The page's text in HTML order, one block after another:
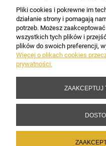
Copyright
Pliki cookies i pokrewne im
działanie strony i pomagają
potrzeb. Możesz
wszystkich tych plików i
plików do swoich preferencji,
Więcej o plikach cookies
prywatności.
ZAAKCEPTUJ